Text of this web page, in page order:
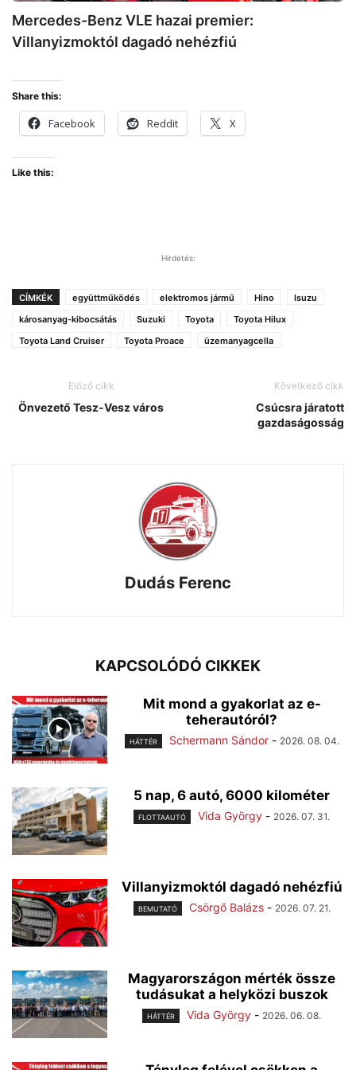
Mercedes-Benz VLE hazai premier:
Villanyizmoktól dagadó nehézfiú
Share this:
Facebook Reddit X
Like this:
Hirdetés:
CÍMKÉK együttműködés elektromos jármű Hino
Isuzu
károsanyag-kibocsátás
Suzuki Toyota
Toyota Hilux
Toyota Land Cruiser
Toyota Proace üzemanyagcella
Előző cikk
Önvezető Tesz-Vesz város
Következő cikk
Csúcsra járatott
gazdaságosság
Dudás Ferenc
KAPCSOLÓDÓ CIKKEK
Mit mond a gyakorlat az e-
teherautóról?
HÁTTÉR Schermann Sándor - 2026. 08. 04.
5 nap, 6 autó, 6000 kilométer
FLOTTAAUTÓ Vida György - 2026. 07. 31.
Villanyizmoktól dagadó nehézfiú
BEMUTATÓ Csörgő Balázs - 2026. 07. 21.
Magyarországon mérték össze
tudásukat a helyközi buszok
HÁTTÉR Vida György - 2026. 06. 08.